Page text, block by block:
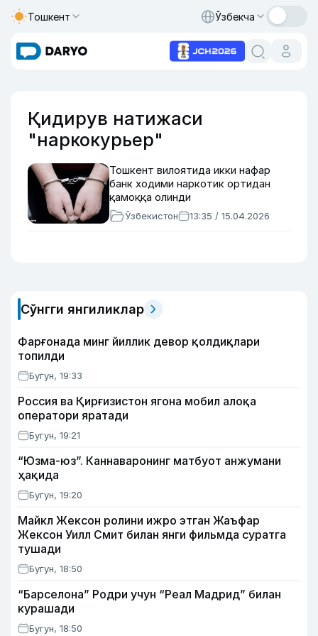
Тошкент Ўзбекча
Қидирув натижаси
"наркокурьер"
Тошкент вилоятида икки нафар
банк ходими наркотик ортидан
қамоққа олинди
Ўзбекистон 13:35 / 15.04.2026
Сўнгги янгиликлар
Фарғонада минг йиллик девор қолдиқлари
топилди
Бугун, 19:33
Россия ва Қирғизистон ягона мобил алоқа
оператори яратади
Бугун, 19:21
“Юзма-юз”. Каннаваронинг матбуот анжумани
ҳақида
Бугун, 19:20
Майкл Жексон ролини ижро этган Жаъфар
Жексон Уилл Смит билан янги фильмда суратга
тушади
Бугун, 18:50
“Барселона” Родри учун “Реал Мадрид” билан
курашади
Бугун, 18:50